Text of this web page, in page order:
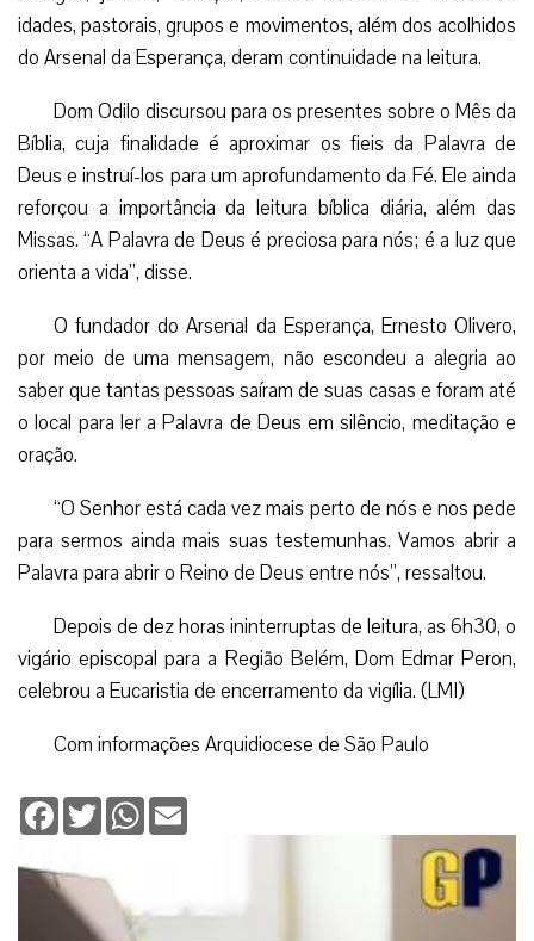
idades, pastorais, grupos e movimentos, além dos acolhidos
do Arsenal da Esperança, deram continuidade na leitura.
Dom Odilo discursou para os presentes sobre o Mês da
Bíblia, cuja finalidade é aproximar os fieis da Palavra de
Deus e instruí-los para um aprofundamento da Fé. Ele ainda
reforçou a importância da leitura bíblica diária, além das
Missas. “A Palavra de Deus é preciosa para nós; é a luz que
orienta a vida”, disse.
O fundador do Arsenal da Esperança, Ernesto Olivero,
por meio de uma mensagem, não escondeu a alegria ao
saber que tantas pessoas saíram de suas casas e foram até
o local para ler a Palavra de Deus em silêncio, meditação e
oração.
“O Senhor está cada vez mais perto de nós e nos pede
para sermos ainda mais suas testemunhas. Vamos abrir a
Palavra para abrir o Reino de Deus entre nós”, ressaltou.
Depois de dez horas ininterruptas de leitura, as 6h30, o
vigário episcopal para a Região Belém, Dom Edmar Peron,
celebrou a Eucaristia de encerramento da vigília. (LMI)
Com informações Arquidiocese de São Paulo
Facebook
TwitterWhatsApp